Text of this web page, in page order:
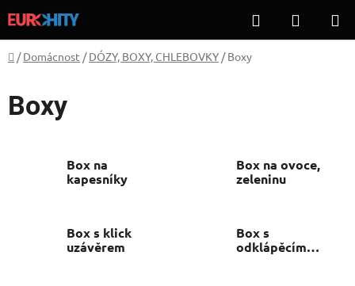
na
obsah
Hledat
KOŠÍK
Domů
/ Domácnost / DÓZY, BOXY, CHLEBOVKY / Boxy
Boxy
Box na
kapesníky
Box na ovoce,
zeleninu
Box s klick
uzávěrem
Box s
odklápěcím